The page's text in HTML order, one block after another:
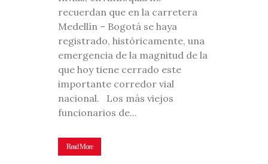
recuerdan que en la carretera
Medellín – Bogotá se haya
registrado, históricamente, una
emergencia de la magnitud de la
que hoy tiene cerrado este
importante corredor vial
nacional. Los más viejos
funcionarios de...
Read More